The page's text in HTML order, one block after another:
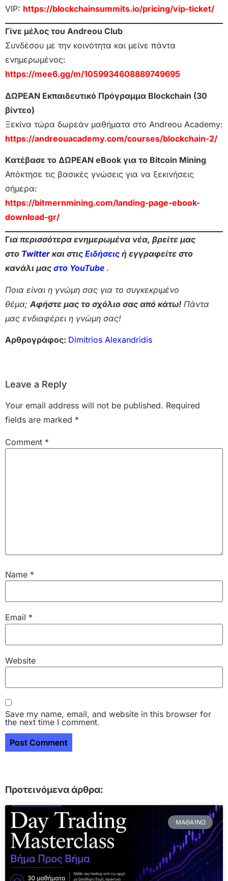
VIP: https://blockchainsummits.io/pricing/vip-ticket/
Γίνε μέλος του Andreou Club
Συνδέσου με την κοινότητα και μείνε πάντα
ενημερωμένος:
https://mee6.gg/m/1059934608889749695
ΔΩΡΕΑΝ Εκπαιδευτικό Πρόγραμμα Blockchain (30
βίντεο)
Ξεκίνα τώρα δωρεάν μαθήματα στο Andreou Academy:
https://andreouacademy.com/courses/blockchain-2/
Κατέβασε το ΔΩΡΕΑΝ eBook για το Bitcoin Mining
Απόκτησε τις βασικές γνώσεις για να ξεκινήσεις
σήμερα:
https://bitmernmining.com/landing-page-ebook-
download-gr/
Για περισσότερα ενημερωμένα νέα, βρείτε μας
στο Twitter και στις Ειδήσεις ή εγγραφείτε στο
κανάλι μας στο YouTube .
Ποια είναι η γνώμη σας για το συγκεκριμένο
θέμα; Αφήστε μας το σχόλιο σας από κάτω! Πάντα
μας ενδιαφέρει η γνώμη σας!
Αρθρογράφος: Dimitrios Alexandridis
Leave a Reply
Your email address will not be published. Required
fields are marked *
Comment *
Name *
Email *
Website
Save my name, email, and website in this browser for
the next time I comment.
Προτεινόμενα άρθρα:
ΜΑΘΑΊΝΩ